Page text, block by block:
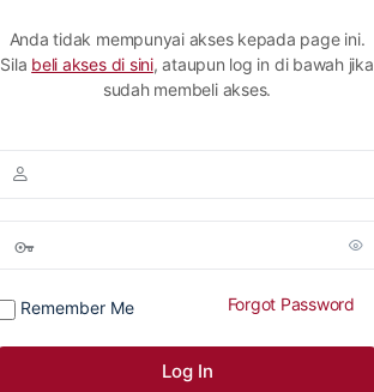
Anda tidak mempunyai akses kepada page ini.
Sila beli akses di sini, ataupun log in di bawah jika
sudah membeli akses.
Remember Me Forgot Password